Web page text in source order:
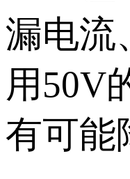
漏电流
用50V
有可能